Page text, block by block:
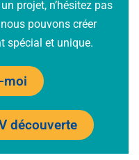
projet, n’hésitez pas
pouvons créer
spécial et unique.
moi
découverte